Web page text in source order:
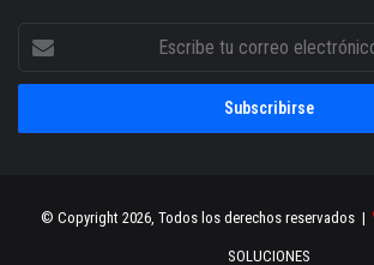
correo
© Copyright 2026, Todos los derechos reservados |
SOLUCIONES